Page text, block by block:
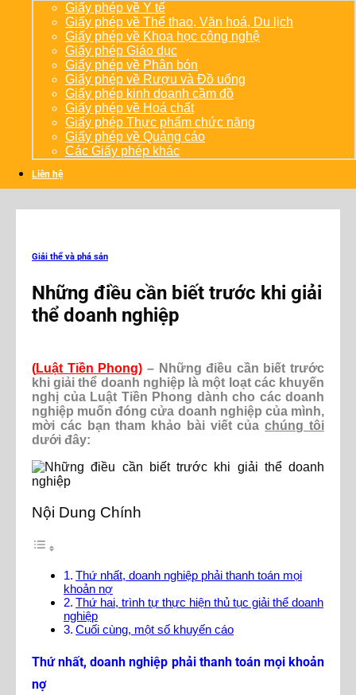
Giấy phép về Y tế
Giấy phép về Thể thao, Văn hoá, Du lịch
Giấy phép về Khoa học công nghệ
Giấy phép Giáo dục
Giấy phép về Phân bón
Giấy phép về Rượu và Đồ uống
Giấy phép kinh doanh cầm đồ
Giấy phép về Hoá chất
Giấy phép Thực phẩm chức năng
Giấy phép về Quảng cáo
Các Giấy phép khác
Liên hệ
Giải thể và phá sản
Những điều cần biết trước khi giải
thể doanh nghiệp
(Luật Tiền Phong) – Những điều cần biết trước
khi giải thể doanh nghiệp là một loạt các khuyến
nghị của Luật Tiền Phong dành cho các doanh
nghiệp muốn đóng cửa doanh nghiệp của mình,
mời các bạn tham khảo bài viết củachúng tôi
dưới đây:
Nội Dung Chính
Thứ nhất, doanh nghiệp phải thanh toán mọi
khoản nợ
Thứ hai, trình tự thực hiện thủ tục giải thể doanh
nghiệp
Cuối cùng, một số khuyến cáo
Thứ nhất, doanh nghiệp phải thanh toán mọi khoản
nợ